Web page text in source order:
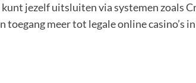
jezelf uitsluiten via systemen zoals
meer tot legale online casino’s